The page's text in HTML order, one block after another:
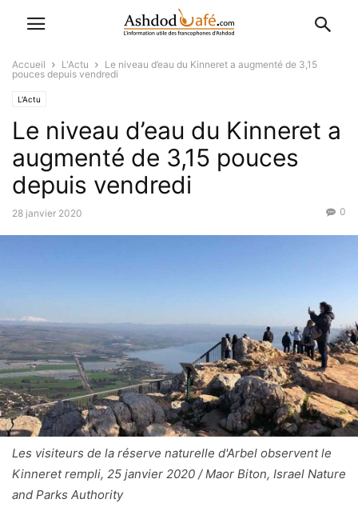
Accueil L'Actu
Le niveau d’eau du Kinneret a augmenté de 3,15
pouces depuis vendredi
L'Actu
Le niveau d’eau du Kinneret a
augmenté de 3,15 pouces
depuis vendredi
28 janvier 2020 0
Les visiteurs de la réserve naturelle d'Arbel observent le
Kinneret rempli, 25 janvier 2020 / Maor Biton, Israel Nature
and Parks Authority